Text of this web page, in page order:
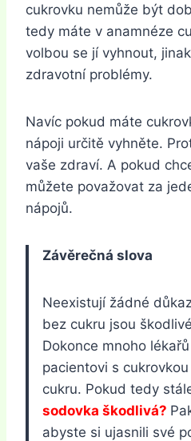
cukrovku nemůže být
tedy máte v anamnéze
volbou se jí vyhnout,
zdravotní problémy.
Navíc pokud máte
nápoji určitě vyhněte.
vaše zdraví. A pokud
můžete považovat za
nápojů.
Závěrečná slova
Neexistují žádné
bez cukru jsou
Dokonce mnoho
pacientovi s
cukru. Pokud tedy
sodovka škodlivá?
abyste si ujasnili své